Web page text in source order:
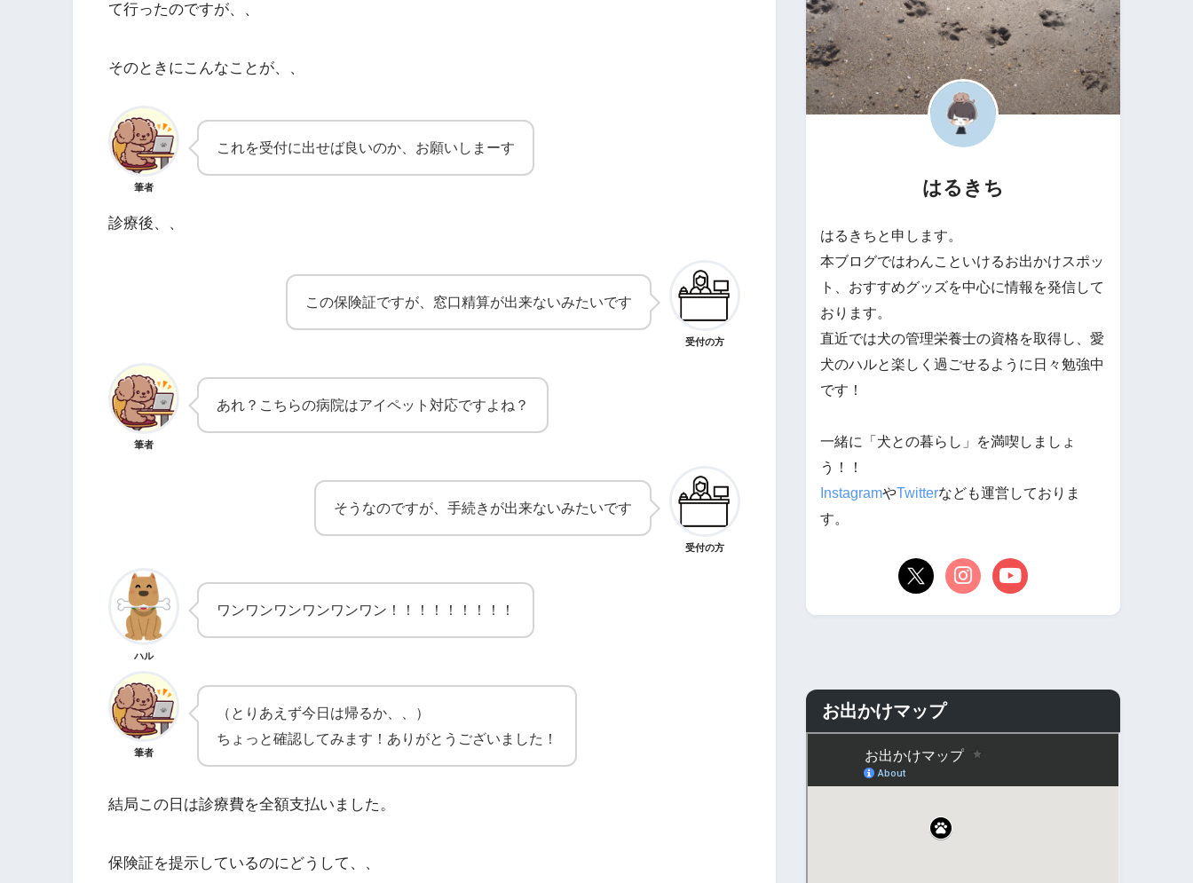
て行ったのですが、、
そのときにこんなことが、、
筆者
これを受付に出せば良いのか、お願いしまーす
診療後、、
受付の方
この保険証ですが、窓口精算が出来ないみたいです
筆者
あれ？こちらの病院はアイペット対応ですよね？
受付の方
そうなのですが、手続きが出来ないみたいです
ハル
ワンワンワンワンワンワン！！！！！！！！！
筆者
（とりあえず今日は帰るか、、）
ちょっと確認してみます！ありがとうございました！
結局この日は診療費を全額支払いました。
保険証を提示しているのにどうして、、
はるきち
はるきちと申します。
本ブログではわんこといけるお出かけスポッ
ト、おすすめグッズを中心に情報を発信して
おります。
直近では犬の管理栄養士の資格を取得し、愛
犬のハルと楽しく過ごせるように日々勉強中
です！
一緒に「犬との暮らし」を満喫しましょ
う！！
InstagramやTwitterなども運営しておりま
す。
お出かけマップ